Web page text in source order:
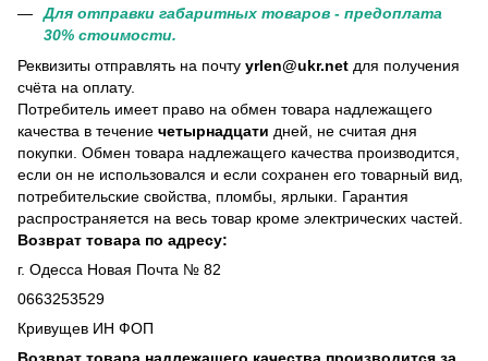
Для отправки габаритных товаров - предоплата
30% стоимости.
Реквизиты отправлять на почту yrlen@ukr.net для получения
счёта на оплату.
Потребитель имеет право на обмен товара надлежащего
качества в течение четырнадцати дней, не считая дня
покупки. Обмен товара надлежащего качества производится,
если он не использовался и если сохранен его товарный вид,
потребительские свойства, пломбы, ярлыки. Гарантия
распространяется на весь товар кроме электрических частей.
Возврат товара по адресу:
г. Одесса Новая Почта № 82
0663253529
Кривущев ИН ФОП